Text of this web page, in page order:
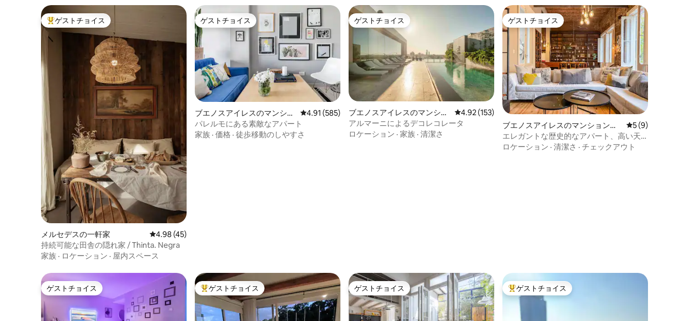
ちたこのアパートは、ラ・トーレ・デ
ル・レロック（時計塔）があるプラザ・
サン・マルティン（サン・マルティン広
場）、有名な記念碑「女性の橋」と海軍
博物館があるプエルト・マデロ、美しい
プラザ・フランシア（フランシア広場）
で午後を楽しみながら港の文化に魅了さ
れることができるレコレータからわずか
数歩の便利な場所にあります。また、高
級レストラン、バー、クラブもたくさん
あります。 私たちは家族です（母と
兄）。いつでもご連絡ください。 建物は
サンマルティン広場と有名なプエンテ・
デ・ラ・ムヘール記念碑から数歩、市内
の他の地域につながる9 de Julio地下鉄駅
から3ブロックです。 ダウンタウン、バス
停、レストラン、劇場はすべて数ブロッ
クのところにあります。 プエルトマデ
ロ、ダウンタウン、レコレータまで徒歩
で行くことができます。 また、バス停と
地下鉄の駅も数ブロックのところにあり
ます。 専用の発電機セットがあります。
アパートは本当に静かです。
大好評のゲストチョイスです。
ゲストチョイス
メルセデスの一軒家 レビュー45件、5つ星中4.98つ星の平均評価
4.98 (45)
持続可能な田舎の隠れ家 / Thinta. Negra
家族 · ロケーション · 屋内スペース
ゲストチョイス
ゲストチョイス
ブエノスアイレスのマンショ
ン・アパート
レビュー585件、5つ星中4.91つ星の平均評価
4.91 (585)
パレルモにある素敵なアパート
家族 · 価格 · 徒歩移動のしやすさ
ゲストチョイス
ゲストチョイス
ブエノスアイレスのマンショ
ン・アパート
レビュー153件、5つ星中4.92つ星の平均評価
4.92 (153)
アルマーニによるデコレコレータ
ロケーション · 家族 · 清潔さ
ゲストチョイス
ゲストチョイス
ブエノスアイレスのマンション・
アパート
レビュー9件、5
5 (9)
エレガントな歴史的なアパート、高い天
井、レコレタ
ロケーション · 清潔さ · チェックアウト
ゲストチョイス
ゲストチョイス 大好評のゲストチョイスです。
ゲストチョイス ゲストチョイス
ゲストチョイス 大好評のゲストチョイスです。
ゲストチョイス